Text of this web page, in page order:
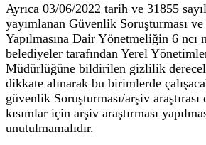
Ayrıca 03/06/2022 tarih ve 31855
yayımlanan Güvenlik Soruşturması ve
Yapılmasına Dair Yönetmeliğin 6 ncı
belediyeler tarafından Yerel
Müdürlüğüne bildirilen gizlilik
dikkate alınarak bu birimlerde
güvenlik Soruşturması/arşiv
kısımlar için arşiv araştırması
unutulmamalıdır.